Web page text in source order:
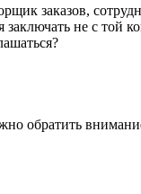
заказов,
не с той
обратить